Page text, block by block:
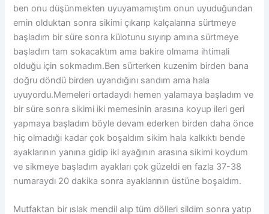
ben onu düşünmekten uyuyamamıştım onun uyuduğundan
emin olduktan sonra sikimi çıkarıp kalçalarına sürtmeye
başladım bir süre sonra külotunu sıyırıp amına sürtmeye
başladım tam sokacaktım ama bakire olmama ihtimali
olduğu için sokmadım.Ben sürterken kuzenim birden bana
doğru döndü birden uyandığını sandım ama hala
uyuyordu.Memeleri ortadaydı hemen yalamaya başladım ve
bir süre sonra sikimi iki memesinin arasına koyup ileri geri
yapmaya başladım böyle devam ederken birden daha önce
hiç olmadığı kadar çok boşaldım sikim hala kalkıktı bende
ayaklarının yanına gidip iki ayağının arasına sikimi koydum
ve sikmeye başladım ayakları çok güzeldi en fazla 37-38
numaraydı 20 dakika sonra ayaklarının üstüne boşaldım.
Mutfaktan bir ıslak mendil alıp tüm dölleri sildim sonra yatıp